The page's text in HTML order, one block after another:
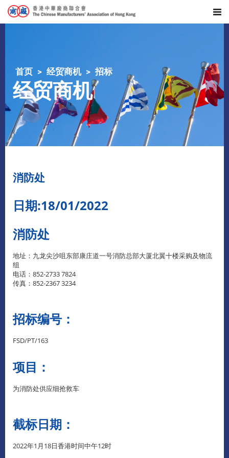
首页 经贸商机 招标
经贸商机
消防处
日期:18/01/2022
消防处
地址：九龙尖沙咀东部康庄道一号消防总部大厦北翼十楼采购及物流
组
电话：852-2733 7824
传真：852-2367 3234
招标编号：
FSD/PT/163
项目：
为消防处供应细抢救车
截标日期：
2022年1月18日香港时间中午12时